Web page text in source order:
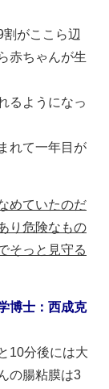
がここら辺
赤ちゃんが生
るようになっ
れて一年目が
めていたのだ
り危険なもの
そっと見守る
博士：西成克
10分後には大
の腸粘膜は3